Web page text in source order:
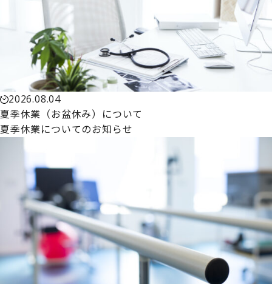
2026.08.04
夏季休業（お盆休み）について
夏季休業についてのお知らせ